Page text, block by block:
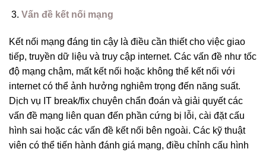
Vấn đề kết nối mạng
Kết nối mạng đáng tin cậy là điều cần thiết cho việc giao
tiếp, truyền dữ liệu và truy cập internet. Các vấn đề như tốc
độ mạng chậm, mất kết nối hoặc không thể kết nối với
internet có thể ảnh hưởng nghiêm trọng đến năng suất.
Dịch vụ IT break/fix chuyên chẩn đoán và giải quyết các
vấn đề mạng liên quan đến phần cứng bị lỗi, cài đặt cấu
hình sai hoặc các vấn đề kết nối bên ngoài. Các kỹ thuật
viên có thể tiến hành đánh giá mạng, điều chỉnh cấu hình